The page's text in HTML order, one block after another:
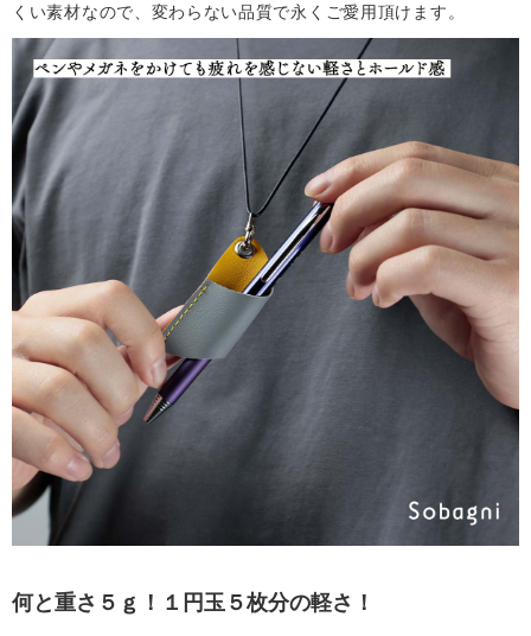
くい素材なので、変わらない品質で永くご愛用頂けます。
何と重さ５ｇ！１円玉５枚分の軽さ！